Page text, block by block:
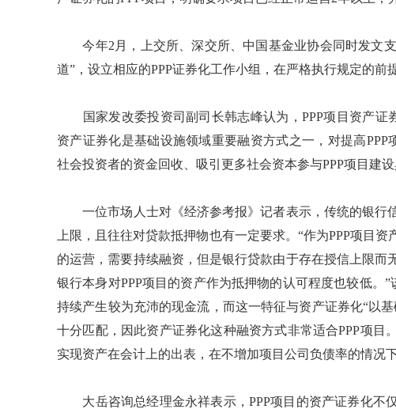
今年2月，上交所、深交所、中国基金业协会同时发文支
道”，设立相应的PPP证券化工作小组，在严格执行规定的前
国家发改委投资司副司长韩志峰认为，PPP项目资产证
资产证券化是基础设施领域重要融资方式之一，对提高
社会投资者的资金回收、吸引更多社会资本参与PPP项目建设
一位市场人士对《经济参考报》记者表示，传统的银行
上限，且往往对贷款抵押物也有一定要求。“作为PPP项目
的运营，需要持续融资，但是银行贷款由于存在授信上限而
银行本身对PPP项目的资产作为抵押物的认可程度也较低。
持续产生较为充沛的现金流，而这一特征与资产证券化“以
十分匹配，因此资产证券化这种融资方式非常适合PPP项目
实现资产在会计上的出表，在不增加项目公司负债率的情况
大岳咨询总经理金永祥表示，PPP项目的资产证券化不